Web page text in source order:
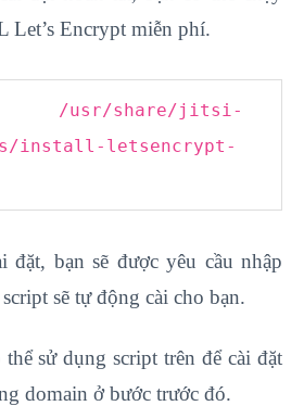
Let’s Encrypt miễn phí.
share/jitsi-
install-letsencrypt-
đặt, bạn sẽ được yêu cầu nhập
sẽ tự động cài cho bạn.
sử dụng script trên để cài đặt
domain ở bước trước đó.